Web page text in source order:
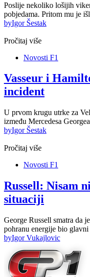
Poslije nekoliko lošijih
pobjedama. Pritom mu je
byIgor Šestak
Pročitaj više
Novosti F1
Vasseur i
incident
U prvom krugu utrke za
između Mercedesa
byIgor Šestak
Pročitaj više
Novosti F1
Russell: Nisam
situaciji
George Russell smatra da
pohranu energije bio
byIgor Vukajlovic